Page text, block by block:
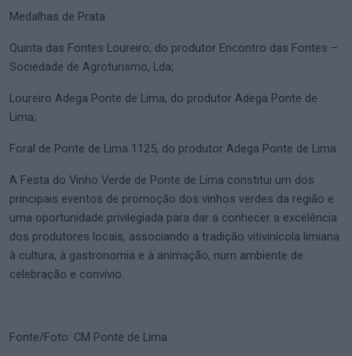
Medalhas de Prata
Quinta das Fontes Loureiro, do produtor Encontro das Fontes –
Sociedade de Agroturismo, Lda;
Loureiro Adega Ponte de Lima, do produtor Adega Ponte de
Lima;
Foral de Ponte de Lima 1125, do produtor Adega Ponte de Lima.
A Festa do Vinho Verde de Ponte de Lima constitui um dos
principais eventos de promoção dos vinhos verdes da região e
uma oportunidade privilegiada para dar a conhecer a excelência
dos produtores locais, associando a tradição vitivinícola limiana
à cultura, à gastronomia e à animação, num ambiente de
celebração e convívio.
Fonte/Foto: CM Ponte de Lima